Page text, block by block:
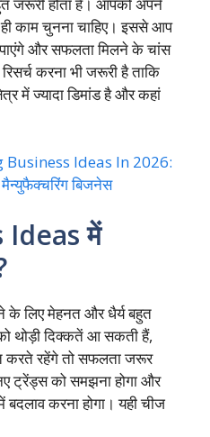
काम चुनना चाहिए। इससे आप
और सफलता मिलने के चांस
करना भी जरूरी है ताकि
में ज्यादा डिमांड है और कहां
Ideas In 2026:
बिजनेस
Ideas में
के लिए मेहनत और धैर्य बहुत
थोड़ी दिक्कतें आ सकती हैं,
करते रहेंगे तो सफलता जरूर
ट्रेंड्स को समझना होगा और
करना होगा। यही चीज